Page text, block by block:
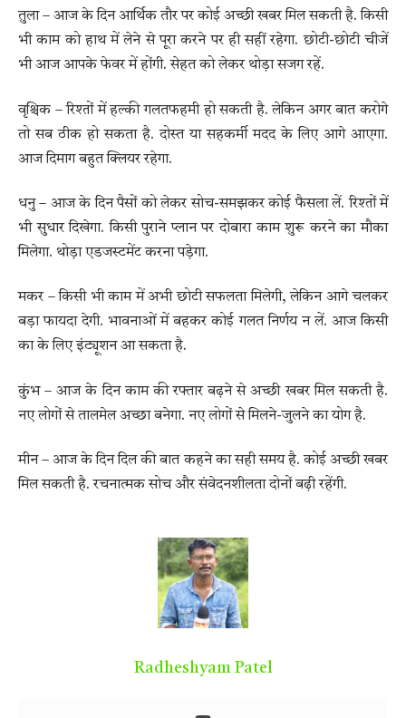
तुला – आज के दिन आर्थिक तौर पर कोई अच्छी खबर मिल सकती है. किसी
भी काम को हाथ में लेने से पूरा करने पर ही सहीं रहेगा. छोटी-छोटी चीजें
भी आज आपके फेवर में होंगी. सेहत को लेकर थोड़ा सजग रहें.
वृश्चिक – रिश्तों में हल्की गलतफहमी हो सकती है. लेकिन अगर बात करोगे
तो सब ठीक हो सकता है. दोस्त या सहकर्मी मदद के लिए आगे आएगा.
आज दिमाग बहुत क्लियर रहेगा.
धनु – आज के दिन पैसों को लेकर सोच-समझकर कोई फैसला लें. रिश्तों में
भी सुधार दिखेगा. किसी पुराने प्लान पर दोबारा काम शुरू करने का मौका
मिलेगा. थोड़ा एडजस्टमेंट करना पड़ेगा.
मकर – किसी भी काम में अभी छोटी सफलता मिलेगी, लेकिन आगे चलकर
बड़ा फायदा देगी. भावनाओं में बहकर कोई गलत निर्णय न लें. आज किसी
का के लिए इंट्यूशन आ सकता है.
कुंभ – आज के दिन काम की रफ्तार बढ़ने से अच्छी खबर मिल सकती है.
नए लोगों से तालमेल अच्छा बनेगा. नए लोगों से मिलने-जुलने का योग है.
मीन – आज के दिन दिल की बात कहने का सही समय है. कोई अच्छी खबर
मिल सकती है. रचनात्मक सोच और संवेदनशीलता दोनों बढ़ी रहेंगी.
Radheshyam Patel